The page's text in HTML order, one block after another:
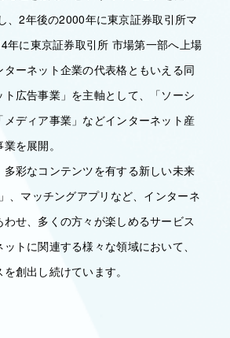
、2年後の2000年に東京証券取引所マ
年に東京証券取引所 市場第一部へ上場
ーネット企業の代表格ともいえる同
広告事業」を主軸として、「ソーシ
メディア事業」などインターネット産
を展開。
彩なコンテンツを有する新しい未来
、マッチングアプリなど、インターネ
せ、多くの方々が楽しめるサービス
トに関連する様々な領域において、
創出し続けています。